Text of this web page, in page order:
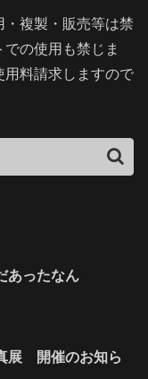
複製・販売等は禁
の使用も禁じま
用料請求しますので
あったなん
展 開催のお知ら